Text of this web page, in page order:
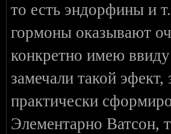
то есть эндорфины и
гормоны оказывают
конкретно имею
замечали такой
практически
Элементарно Ватсон,